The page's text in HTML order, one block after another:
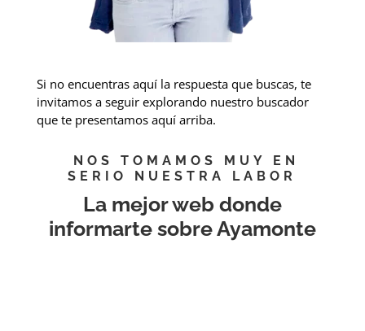
Si no encuentras aquí la respuesta que buscas, te
invitamos a seguir explorando nuestro buscador
que te presentamos aquí arriba.
NOS TOMAMOS MUY EN
SERIO NUESTRA LABOR
La mejor web donde
informarte sobre Ayamonte